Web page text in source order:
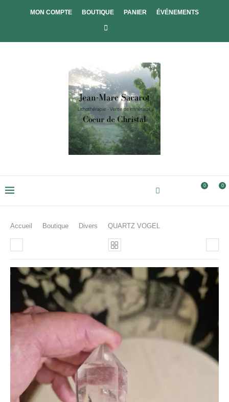
MON COMPTE BOUTIQUE PANIER ÉVÉNEMENTS
0 0
Accueil Boutique Divers QUARTZ VOGEL